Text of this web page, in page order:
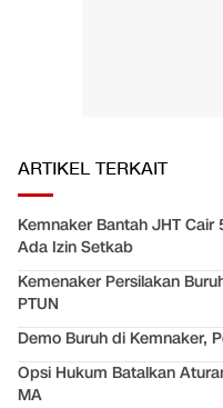
ARTIKEL TERKAIT
Kemnaker Bantah JHT
Ada Izin Setkab
Kemenaker Persilakan
PTUN
Demo Buruh di Kemnaker,
Opsi Hukum Batalkan
MA